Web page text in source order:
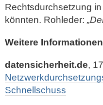
Rechtsdurchsetzung
könnten. Rohleder:
Weitere
datensicherheit.de,
Schnellschuss